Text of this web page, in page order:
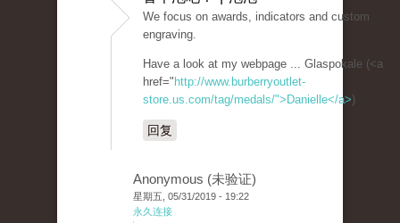
We focus on awards, indicators and custom
engraving.
Have a look at my webpage ... Glaspokale (<a
href=" http://www.burberryoutlet-
store.us.com/tag/medals/">Danielle</a>)
回复
Anonymous (未验证)
星期五, 05/31/2019 - 19:22
永久连接